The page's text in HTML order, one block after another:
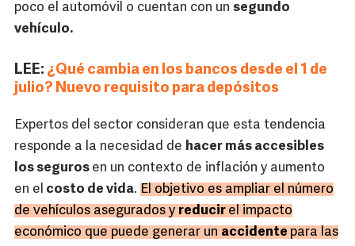
poco el automóvil o cuentan con un segundo
vehículo.
LEE: ¿Qué cambia en los bancos desde el 1 de
julio? Nuevo requisito para depósitos
Expertos del sector consideran que esta tendencia
responde a la necesidad de hacer más accesibles
los seguros en un contexto de inflación y aumento
en el costo de vida. El objetivo es ampliar el número
de vehículos asegurados y reducir el impacto
económico que puede generar un accidente para las